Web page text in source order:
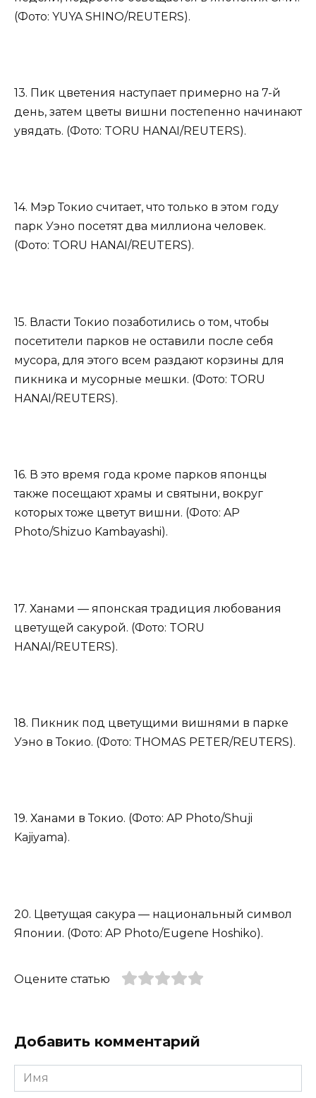
(Фото: YUYA SHINO/REUTERS).
13. Пик цветения наступает примерно на 7-й
день, затем цветы вишни постепенно начинают
увядать. (Фото: TORU HANAI/REUTERS).
14. Мэр Токио считает, что только в этом году
парк Уэно посетят два миллиона человек.
(Фото: TORU HANAI/REUTERS).
15. Власти Токио позаботились о том, чтобы
посетители парков не оставили после себя
мусора, для этого всем раздают корзины для
пикника и мусорные мешки. (Фото: TORU
HANAI/REUTERS).
16. В это время года кроме парков японцы
также посещают храмы и святыни, вокруг
которых тоже цветут вишни. (Фото: AP
Photo/Shizuo Kambayashi).
17. Ханами — японская традиция любования
цветущей сакурой. (Фото: TORU
HANAI/REUTERS).
18. Пикник под цветущими вишнями в парке
Уэно в Токио. (Фото: THOMAS PETER/REUTERS).
19. Ханами в Токио. (Фото: AP Photo/Shuji
Kajiyama).
20. Цветущая сакура — национальный символ
Японии. (Фото: AP Photo/Eugene Hoshiko).
Оцените статью
Добавить комментарий
Имя
*